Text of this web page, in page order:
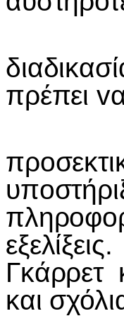
πρέπει
Η
Γκάρρετ
και